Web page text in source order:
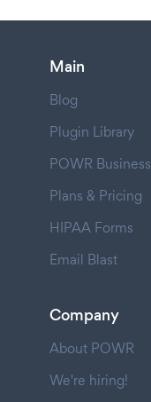
Main
Blog
Plugin Library
POWR Business
Plans & Pricing
HIPAA Forms
Email Blast
Company
About POWR
We're hiring!